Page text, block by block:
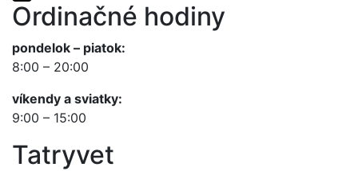
Ordinačné hodiny
pondelok – piatok:
8:00 – 20:00
víkendy a sviatky:
9:00 – 15:00
Tatryvet